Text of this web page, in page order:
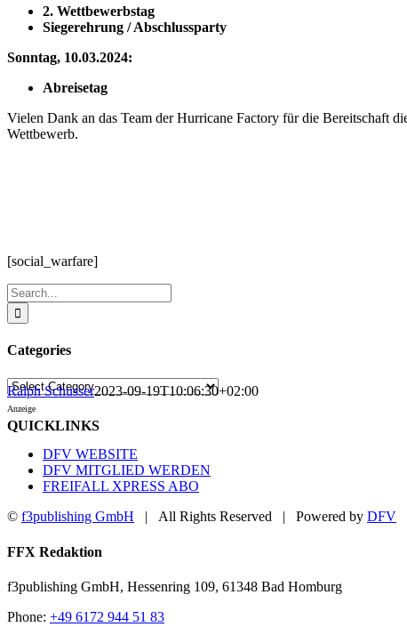
2. Wettbewerbstag
Siegerehrung / Abschlussparty
Sonntag, 10.03.2024:
Abreisetag
Vielen Dank an das Team der Hurricane Factory für die Bereitschaft
Wettbewerb.
[social_warfare]
Search
for:
Categories
Categories
Anzeige
Ralph Schusser2023-09-19T10:06:30+02:00
QUICKLINKS
DFV WEBSITE
DFV MITGLIED WERDEN
FREIFALL XPRESS ABO
© f3publishing GmbH | All Rights Reserved | Powered by DFV
Toggle
Bar
Area
FFX Redaktion
f3publishing GmbH, Hessenring 109, 61348 Bad Homburg
Phone: +49 6172 944 51 83